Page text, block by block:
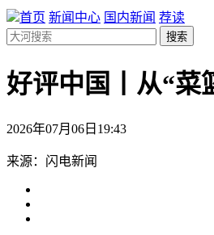
首页 新闻中心 国内新闻 荐读
搜索
好评中国丨从“菜
2026年07月06日19:43
来源：闪电新闻